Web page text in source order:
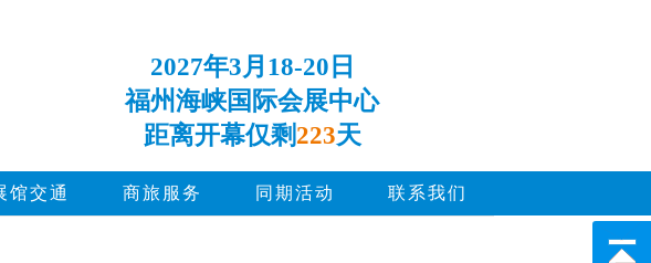
2027年3月18-20日
福州海峡国际会展中心
距离开幕仅剩 223天
馆交通 商旅服务 同期活动 联系我们